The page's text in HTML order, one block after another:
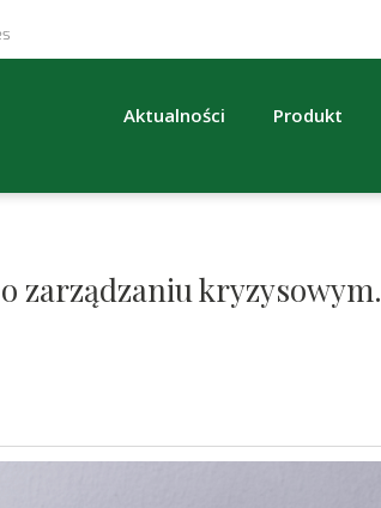
Aktualności Produkt
zarządzaniu kryzysowym.